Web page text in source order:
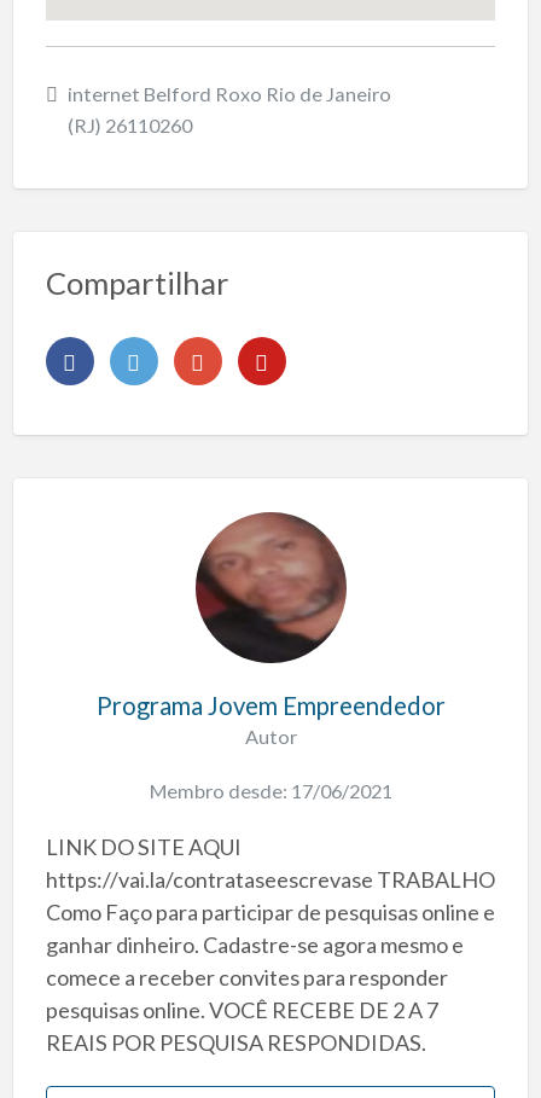
internet Belford Roxo Rio de Janeiro
(RJ) 26110260
Compartilhar
Programa Jovem Empreendedor
Autor
Membro desde: 17/06/2021
LINK DO SITE AQUI
https://vai.la/contrataseescrevase TRABALHO
Como Faço para participar de pesquisas online e
ganhar dinheiro. Cadastre-se agora mesmo e
comece a receber convites para responder
pesquisas online. VOCÊ RECEBE DE 2 A 7
REAIS POR PESQUISA RESPONDIDAS.